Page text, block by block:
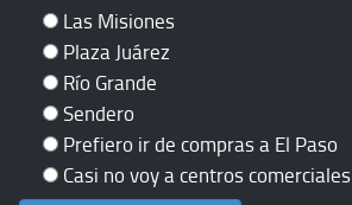
Las Misiones
Plaza Juárez
Río Grande
Sendero
Prefiero ir de compras a El Paso
Casi no voy a centros comerciales